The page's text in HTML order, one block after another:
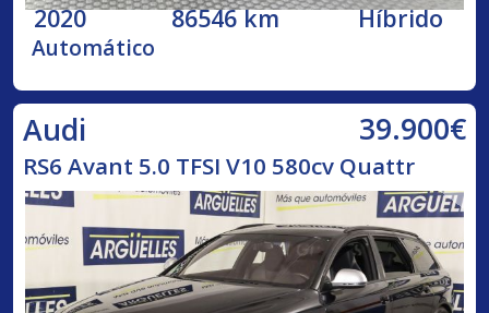
2020 86546 km Híbrido
Automático
Audi 39.900€
RS6 Avant 5.0 TFSI V10 580cv Quattr